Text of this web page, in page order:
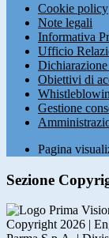
Cookie policy
Note legali
Informativa
Ufficio
Obiettivi di
Gestione
Pagina
Sezione
Copyright 2026 |